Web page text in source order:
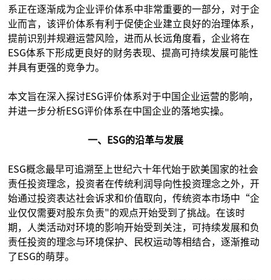
系正在逐渐成为企业评价体系中非常重要的一部分，对于企
业而言，该评价体系有利于促使企业建立良好的治理体系，
提前识别并规避运营风险，进而从长远角度看，企业将在
ESG体系下形成更良好的财务表现、提高可持续发展可能性
并具有更强的竞争力。
本文旨在深入探讨ESG评价体系对于中国企业运营的影响，
并进一步分析ESG评价体系在中国企业的落地实操。
一、ESG的沿革与发展
ESG概念最早可追溯至上世纪六十年代始于欧美国家的社会
责任投资理念，投资者在传统利润导向性投资理念之外，开
始通过投资表达社会诉求和价值取向，传统资本市场中“企
业仅仅需要对股东负责"的观点开始受到了挑战。在该时
期，人类活动对环境的影响开始受到关注，可持续发展和负
责任投资的理念与环境保护、民权运动等相结合，逐渐推动
了ESG的萌芽。